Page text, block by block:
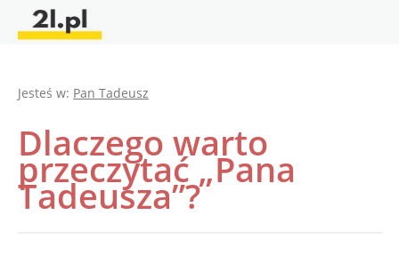
Jesteś w: Pan Tadeusz
Dlaczego warto
przeczytać „Pana
Tadeusza”?